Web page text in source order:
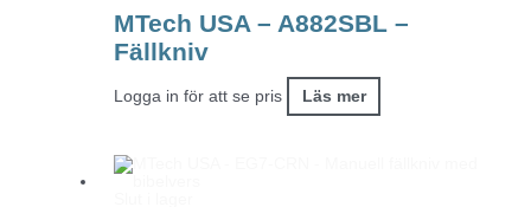
MTech USA – A882SBL –
Fällkniv
Logga in för att se pris Läs mer